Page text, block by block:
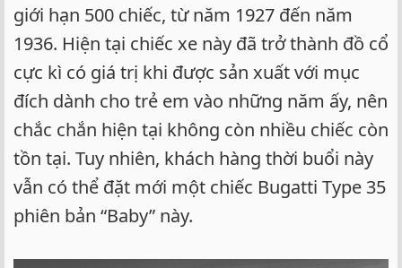
giới hạn 500 chiếc, từ năm 1927 đến năm
1936. Hiện tại chiếc xe này đã trở thành đồ cổ
cực kì có giá trị khi được sản xuất với mục
đích dành cho trẻ em vào những năm ấy, nên
chắc chắn hiện tại không còn nhiều chiếc còn
tồn tại. Tuy nhiên, khách hàng thời buổi này
vẫn có thể đặt mới một chiếc Bugatti Type 35
phiên bản “Baby” này.